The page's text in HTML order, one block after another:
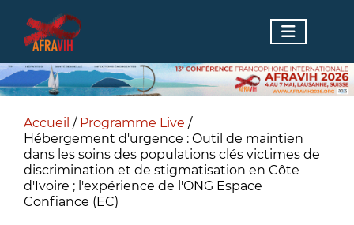
Accueil / Programme Live /
Hébergement d'urgence : Outil de maintien
dans les soins des populations clés victimes de
discrimination et de stigmatisation en Côte
d'Ivoire ; l'expérience de l'ONG Espace
Confiance (EC)